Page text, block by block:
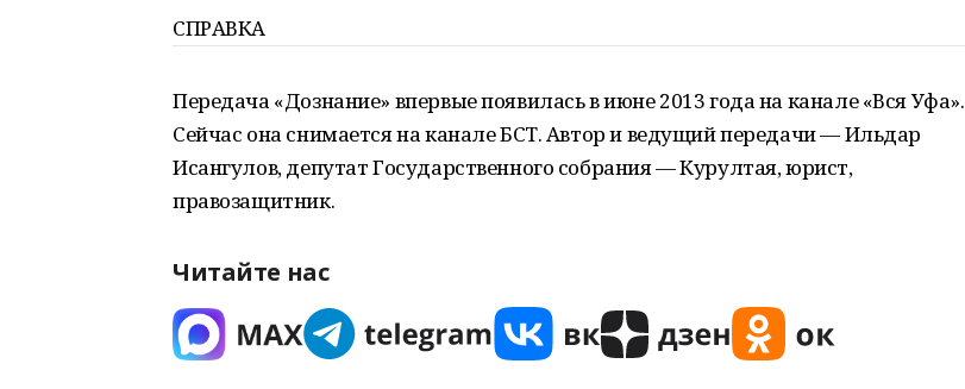
СПРАВКА
Передача «Дознание» впервые появилась в июне 2013 года на канале «Вся Уфа».
Сейчас она снимается на канале БСТ. Автор и ведущий передачи — Ильдар
Исангулов, депутат Государственного собрания — Курултая, юрист,
правозащитник.
Читайте нас